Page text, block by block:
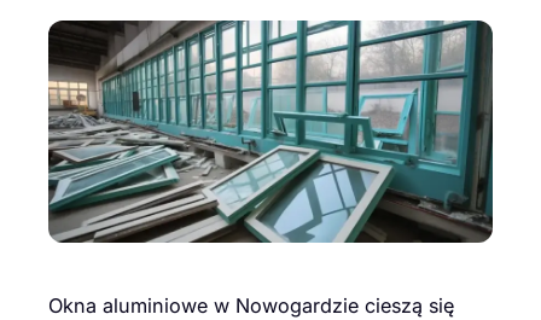
Okna aluminiowe w Nowogardzie cieszą się